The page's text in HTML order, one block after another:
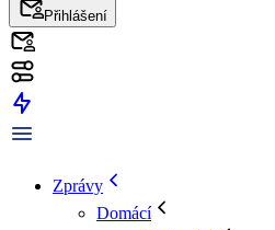
Přihlášení
Zprávy
Domácí